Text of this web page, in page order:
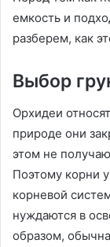
емкость и
разберем, как
Выбор
Орхидеи
природе они
этом не
Поэтому корни
корневой
нуждаются в
образом,